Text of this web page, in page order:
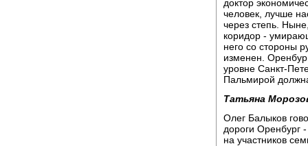
доктор
человек, лучше
через степь.
коридор -
него со стороны
изменен.
уровне Санкт-
Пальмирой
Татьяна
Олег Балыков
дороги Оренбург
на участников